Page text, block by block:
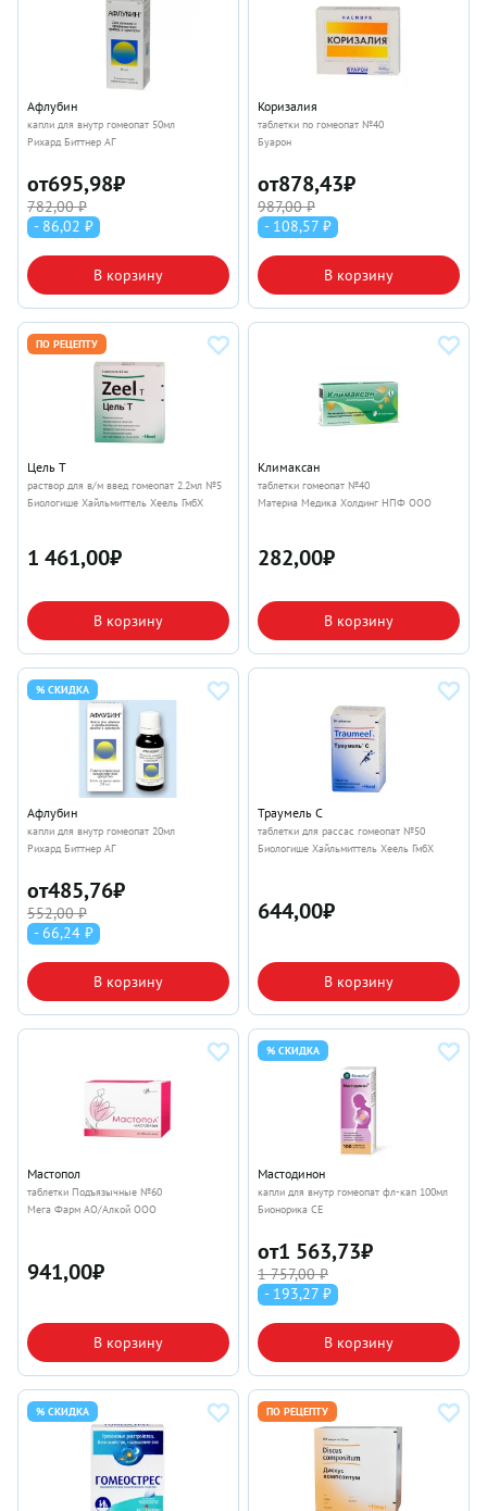
Афлубин
капли для внутр гомеопат 50мл
Рихард Биттнер АГ
от695,98₽
782,00 ₽
- 86,02 ₽
В корзину
Коризалия
таблетки по гомеопат №40
Буарон
от878,43₽
987,00 ₽
- 108,57 ₽
В корзину
ПО РЕЦЕПТУ
Цель Т
раствор для в/м введ гомеопат 2.2мл №5
Биологише Хайльмиттель Хеель ГмбХ
1 461,00₽
В корзину
Климаксан
таблетки гомеопат №40
Материа Медика Холдинг НПФ ООО
282,00₽
В корзину
% СКИДКА
Афлубин
капли для внутр гомеопат 20мл
Рихард Биттнер АГ
от485,76₽
552,00 ₽
- 66,24 ₽
В корзину
Траумель С
таблетки для рассас гомеопат №50
Биологише Хайльмиттель Хеель ГмбХ
644,00₽
В корзину
Мастопол
таблетки Подъязычные №60
Мега Фарм АО/Алкой ООО
941,00₽
В корзину
% СКИДКА
Мастодинон
капли для внутр гомеопат фл-кап 100мл
Бионорика СЕ
от1 563,73₽
1 757,00 ₽
- 193,27 ₽
В корзину
% СКИДКА ПО РЕЦЕПТУ